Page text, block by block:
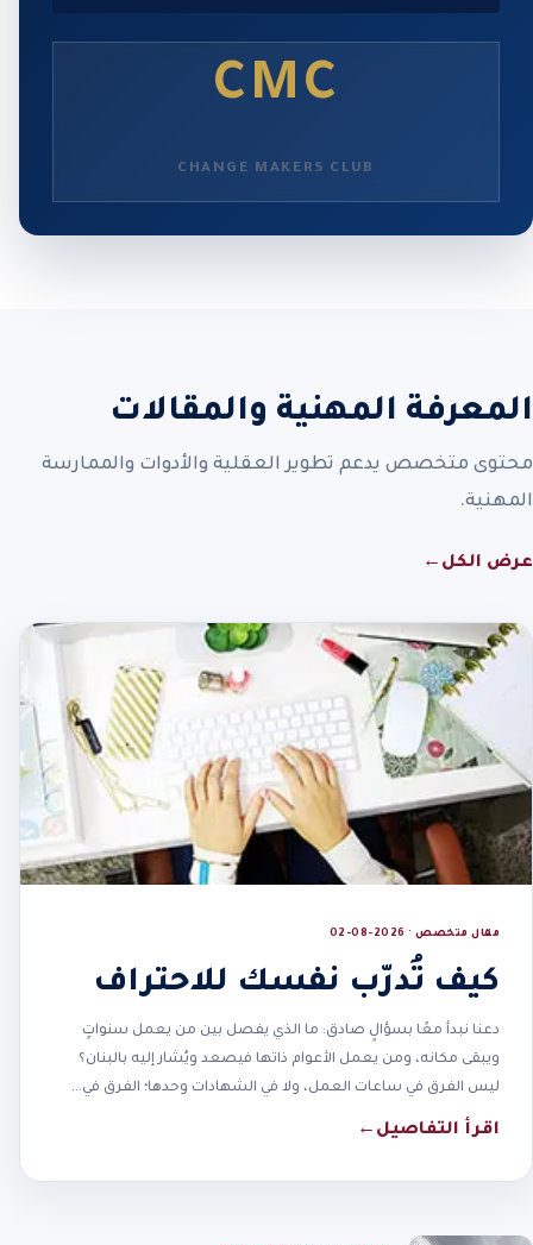
CMC
CHANGE MAKERS CLUB
المعرفة المهنية والمقالات
محتوى متخصص يدعم تطوير العقلية والأدوات والممارسة
المهنية.
عرض الكل ←
مقال متخصص · 2026-08-02
كيف تُدرّب نفسك للاحتراف
دعنا نبدأ معًا بسؤالٍ صادق: ما الذي يفصل بين من يعمل سنواتٍ
ويبقى مكانه، ومن يعمل الأعوام ذاتها فيصعد ويُشار إليه بالبنان؟
ليس الفرق في ساعات العمل، ولا في الشهادات وحدها؛ الفرق في…
اقرأ التفاصيل ←